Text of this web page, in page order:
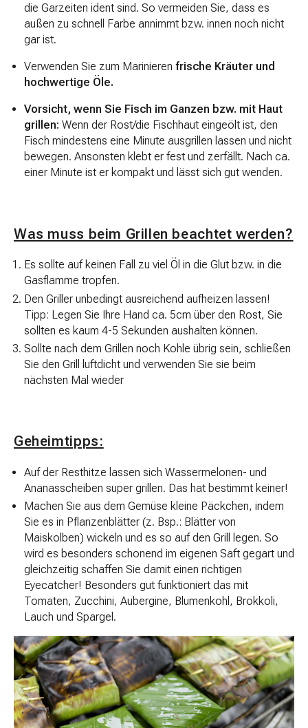
die Garzeiten ident sind. So vermeiden Sie, dass es
außen zu schnell Farbe annimmt bzw. innen noch nicht
gar ist.
Verwenden Sie zum Marinieren frische Kräuter und
hochwertige Öle.
Vorsicht, wenn Sie Fisch im Ganzen bzw. mit Haut
grillen: Wenn der Rost/die Fischhaut eingeölt ist, den
Fisch mindestens eine Minute ausgrillen lassen und nicht
bewegen. Ansonsten klebt er fest und zerfällt. Nach ca.
einer Minute ist er kompakt und lässt sich gut wenden.
Was muss beim Grillen beachtet werden?
Es sollte auf keinen Fall zu viel Öl in die Glut bzw. in die
Gasflamme tropfen.
Den Griller unbedingt ausreichend aufheizen lassen!
Tipp: Legen Sie Ihre Hand ca. 5cm über den Rost, Sie
sollten es kaum 4-5 Sekunden aushalten können.
Sollte nach dem Grillen noch Kohle übrig sein, schließen
Sie den Grill luftdicht und verwenden Sie sie beim
nächsten Mal wieder
Geheimtipps:
Auf der Resthitze lassen sich Wassermelonen- und
Ananasscheiben super grillen. Das hat bestimmt keiner!
Machen Sie aus dem Gemüse kleine Päckchen, indem
Sie es in Pflanzenblätter (z. Bsp.: Blätter von
Maiskolben) wickeln und es so auf den Grill legen. So
wird es besonders schonend im eigenen Saft gegart und
gleichzeitig schaffen Sie damit einen richtigen
Eyecatcher! Besonders gut funktioniert das mit
Tomaten, Zucchini, Aubergine, Blumenkohl, Brokkoli,
Lauch und Spargel.